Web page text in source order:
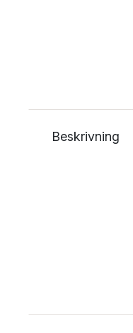
Beskrivning